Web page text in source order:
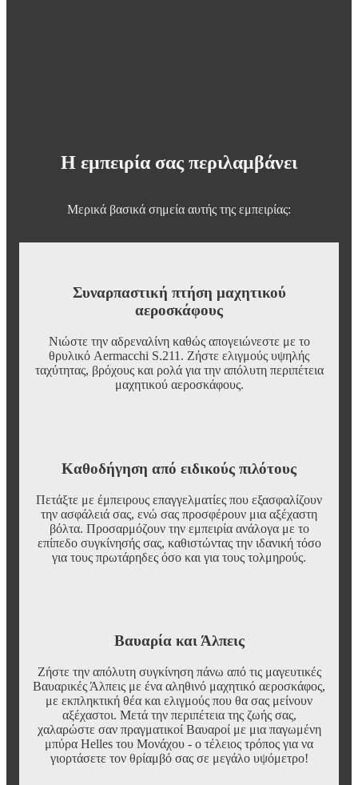
Η εμπειρία σας περιλαμβάνει
Μερικά βασικά σημεία αυτής της εμπειρίας:
Συναρπαστική πτήση μαχητικού
αεροσκάφους
Νιώστε την αδρεναλίνη καθώς απογειώνεστε με το
θρυλικό Aermacchi S.211. Ζήστε ελιγμούς υψηλής
ταχύτητας, βρόχους και ρολά για την απόλυτη περιπέτεια
μαχητικού αεροσκάφους.
Καθοδήγηση από ειδικούς πιλότους
Πετάξτε με έμπειρους επαγγελματίες που εξασφαλίζουν
την ασφάλειά σας, ενώ σας προσφέρουν μια αξέχαστη
βόλτα. Προσαρμόζουν την εμπειρία ανάλογα με το
επίπεδο συγκίνησής σας, καθιστώντας την ιδανική τόσο
για τους πρωτάρηδες όσο και για τους τολμηρούς.
Βαυαρία και Άλπεις
Ζήστε την απόλυτη συγκίνηση πάνω από τις μαγευτικές
Βαυαρικές Άλπεις με ένα αληθινό μαχητικό αεροσκάφος,
με εκπληκτική θέα και ελιγμούς που θα σας μείνουν
αξέχαστοι. Μετά την περιπέτεια της ζωής σας,
χαλαρώστε σαν πραγματικοί Βαυαροί με μια παγωμένη
μπύρα Helles του Μονάχου - ο τέλειος τρόπος για να
γιορτάσετε τον θρίαμβό σας σε μεγάλο υψόμετρο!